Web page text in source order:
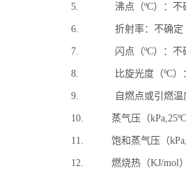
5. 沸点（ºC）：不
6. 折射率：不确定
7. 闪点（ºC）：不
8. 比旋光度（ºC）
9. 自燃点或引燃温度
10. 蒸气压（kPa,25ºC
11. 饱和蒸气压（
12. 燃烧热（KJ/mol）